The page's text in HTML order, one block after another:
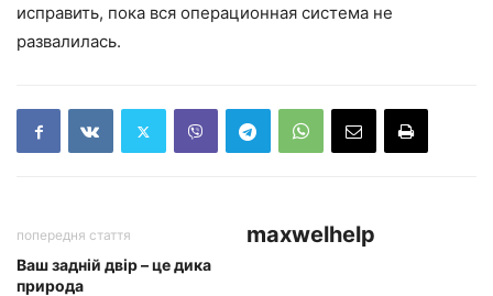
исправить, пока вся операционная система не
развалилась.
попередня стаття
Ваш задній двір – це дика
природа
maxwelhelp